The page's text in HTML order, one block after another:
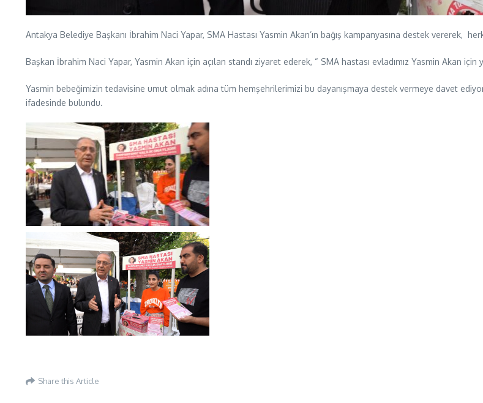
Antakya Belediye Başkanı İbrahim Naci Yapar, SMA Hastası Yasmin Akan’ın bağış kampanyasına destek vererek,
Başkan İbrahim Naci Yapar, Yasmin Akan için açılan standı ziyaret ederek, “ SMA hastası evladımız Yasmin Akan
Yasmin bebeğimizin tedavisine umut olmak adına tüm hemşehrilerimizi bu dayanışmaya destek vermeye davet
ifadesinde bulundu.
Share this Article